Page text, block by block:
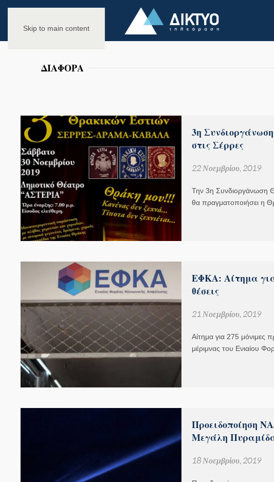
Skip to main content
ΔΙΑΦΟΡΑ
3η
στις Σέρρες
22 Νοεμβρίου, 2019
Την 3η Συνδιοργάνωση
θα πραγματοποιήσει η
ΕΦΚΑ: Αίτημα για
θέσεις
21 Νοεμβρίου, 2019
Αίτημα για 275 μόνιμες
μέριμνας του Ενιαίου
Προειδοποίηση
Μεγάλη
18 Νοεμβρίου, 2019